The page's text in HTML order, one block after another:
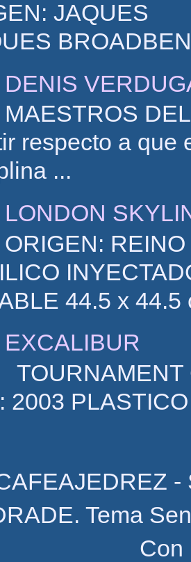
DENIS
MAESTROS
respecto a que
...
LONDON
ORIGEN:
44.5 x
EXCALIBUR
2003
-
Tema
Con